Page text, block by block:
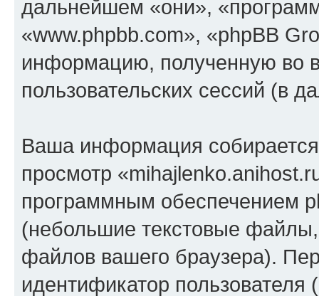
дальнейшем «они»,
«www.phpbb.com», «phpBB
информацию, полученную во
пользовательских сессий (в
Ваша информация
просмотр
программным обеспечением
(небольшие текстовые
файлов вашего браузера).
идентификатор